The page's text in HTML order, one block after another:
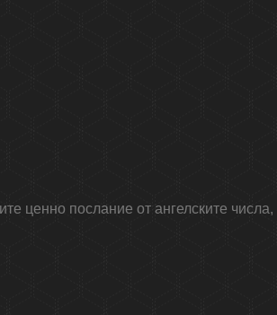
ценно послание от ангелските числа,